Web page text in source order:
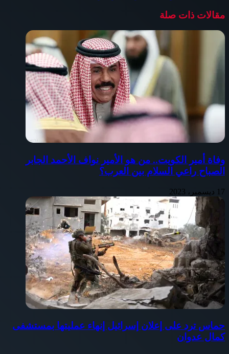
مقالات ذات صلة
وفاة أمير الكويت.. من هو الأمير نواف الأحمد الجابر
الصباح راعي السلام بين العرب؟
17 ديسمبر، 2023
حماس ترد على إعلان إسرائيل إنهاء عمليتها بمستشفى
كمال عدوان